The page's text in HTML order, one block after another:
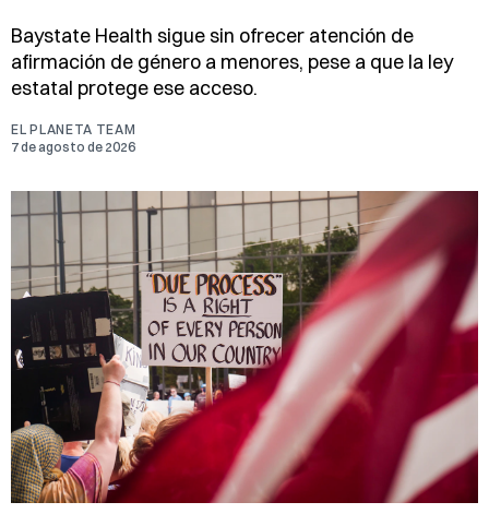
Baystate Health sigue sin ofrecer atención de
afirmación de género a menores, pese a que la ley
estatal protege ese acceso.
EL PLANETA TEAM
7 de agosto de 2026